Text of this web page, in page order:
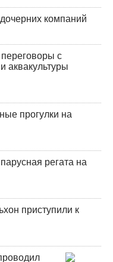
компаний
с
аквакультуры
прогулки на
регата на
приступили к